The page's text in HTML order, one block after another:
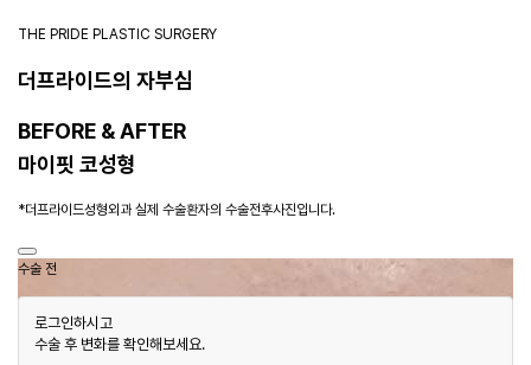
THE PRIDE PLASTIC SURGERY
더프라이드의 자부심
BEFORE & AFTER
마이핏 코성형
*더프라이드성형외과 실제 수술환자의 수술전후사진입니다.
수술 전
로그인하시고
수술 후 변화를 확인해보세요.